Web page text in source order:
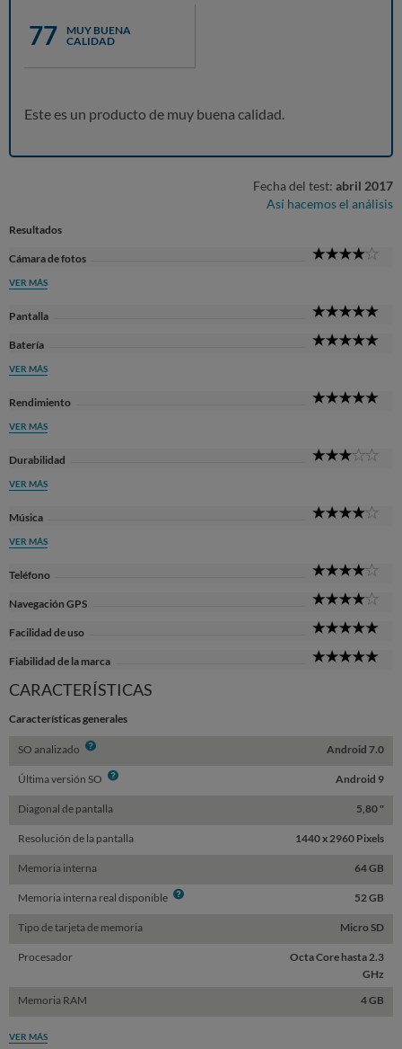
77
MUY BUENA
CALIDAD
Este es un producto de muy buena calidad.
Fecha del test: abril 2017
Así hacemos el análisis
Resultados
Cámara de fotos
VER MÁS
Pantalla
Batería
VER MÁS
Rendimiento
VER MÁS
Durabilidad
VER MÁS
Música
VER MÁS
Teléfono
Navegación GPS
Facilidad de uso
Fiabilidad de la marca
CARACTERÍSTICAS
Características generales
SO analizado Info Android 7.0
Última versión SO Info Android 9
Diagonal de pantalla 5,80 "
Resolución de la pantalla 1440 x 2960 Pixels
Memoria interna 64 GB
Memoria interna real disponible Info 52 GB
Tipo de tarjeta de memoria Micro SD
Procesador
Octa Core hasta 2.3
GHz
Memoria RAM
4 GB
VER MÁS